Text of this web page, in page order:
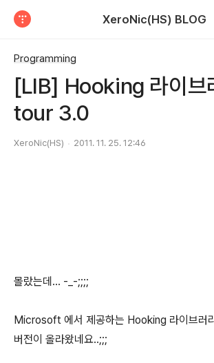
XeroNic(HS) BLOG
Programming
[LIB] Hooking 라이브
tour 3.0
XeroNic(HS) 2011. 11. 25. 12:46
몰랐는데... -_-;;;;
Microsoft 에서 제공하는 Hooking 라이브러
버전이 올라왔네요..;;;